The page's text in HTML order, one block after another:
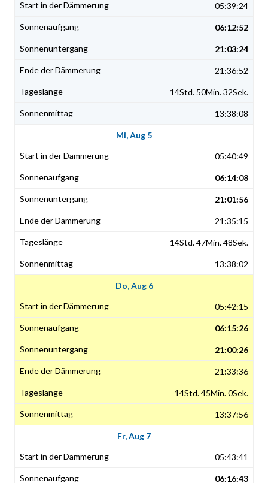
05:39:24
06:12:52
21:03:24
21:36:52
14Std. 50Min. 32Sek.
13:38:08
Mi, Aug 5
05:40:49
06:14:08
21:01:56
21:35:15
14Std. 47Min. 48Sek.
13:38:02
Do, Aug 6
05:42:15
06:15:26
21:00:26
21:33:36
14Std. 45Min. 0Sek.
13:37:56
Fr, Aug 7
05:43:41
06:16:43